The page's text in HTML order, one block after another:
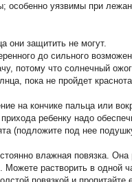
уязвимы при
они защитить не могут.
до сильного
потому что солнечный
пока не пройдет
на кончике пальца или
ребенку надо
(подложите под нее
влажная повязка. Она
Можете растворить в одной